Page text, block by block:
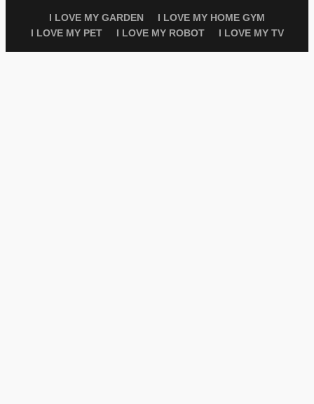
I LOVE MY GARDEN
I LOVE MY HOME GYM
I LOVE MY PET
I LOVE MY ROBOT I LOVE MY TV